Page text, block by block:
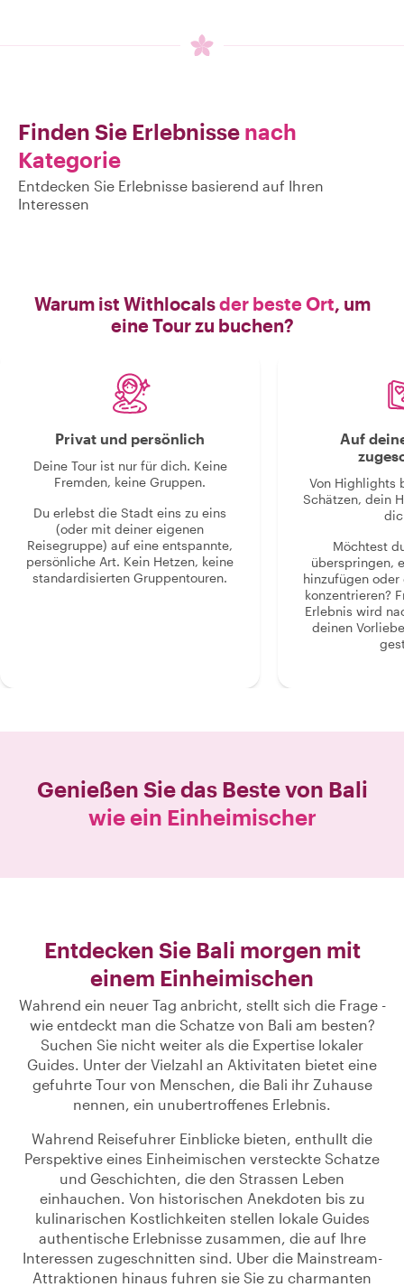
Finden Sie Erlebnisse nach
Kategorie
Entdecken Sie Erlebnisse basierend auf Ihren
Interessen
Warum ist Withlocalsder beste Ort, um
eine Tour zu buchen?
Privat und persönlich
Deine Tour ist nur für dich. Keine
Fremden, keine Gruppen.
Du erlebst die Stadt eins zu eins
(oder mit deiner eigenen
Reisegruppe) auf eine entspannte,
persönliche Art. Kein Hetzen, keine
standardisierten Gruppentouren.
Auf
Von Highlights
Schätzen, dein
Möchtest
überspringen,
hinzufügen
konzentrieren?
Erlebnis wird
deinen
Genießen Sie das Beste von Bali
wie ein Einheimischer
Entdecken Sie Bali morgen mit
einem Einheimischen
Wahrend ein neuer Tag anbricht, stellt sich die Frage -
wie entdeckt man die Schatze von Bali am besten?
Suchen Sie nicht weiter als die Expertise lokaler
Guides. Unter der Vielzahl an Aktivitaten bietet eine
gefuhrte Tour von Menschen, die Bali ihr Zuhause
nennen, ein unubertroffenes Erlebnis.
Wahrend Reisefuhrer Einblicke bieten, enthullt die
Perspektive eines Einheimischen versteckte Schatze
und Geschichten, die den Strassen Leben
einhauchen. Von historischen Anekdoten bis zu
kulinarischen Kostlichkeiten stellen lokale Guides
authentische Erlebnisse zusammen, die auf Ihre
Interessen zugeschnitten sind. Uber die Mainstream-
Attraktionen hinaus fuhren sie Sie zu charmanten